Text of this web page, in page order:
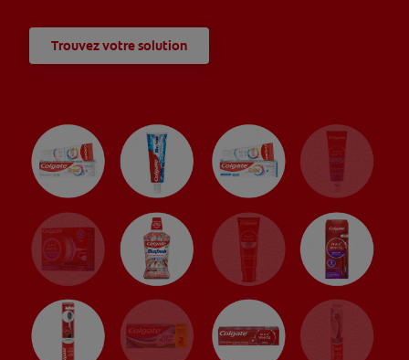
Trouvez votre solution